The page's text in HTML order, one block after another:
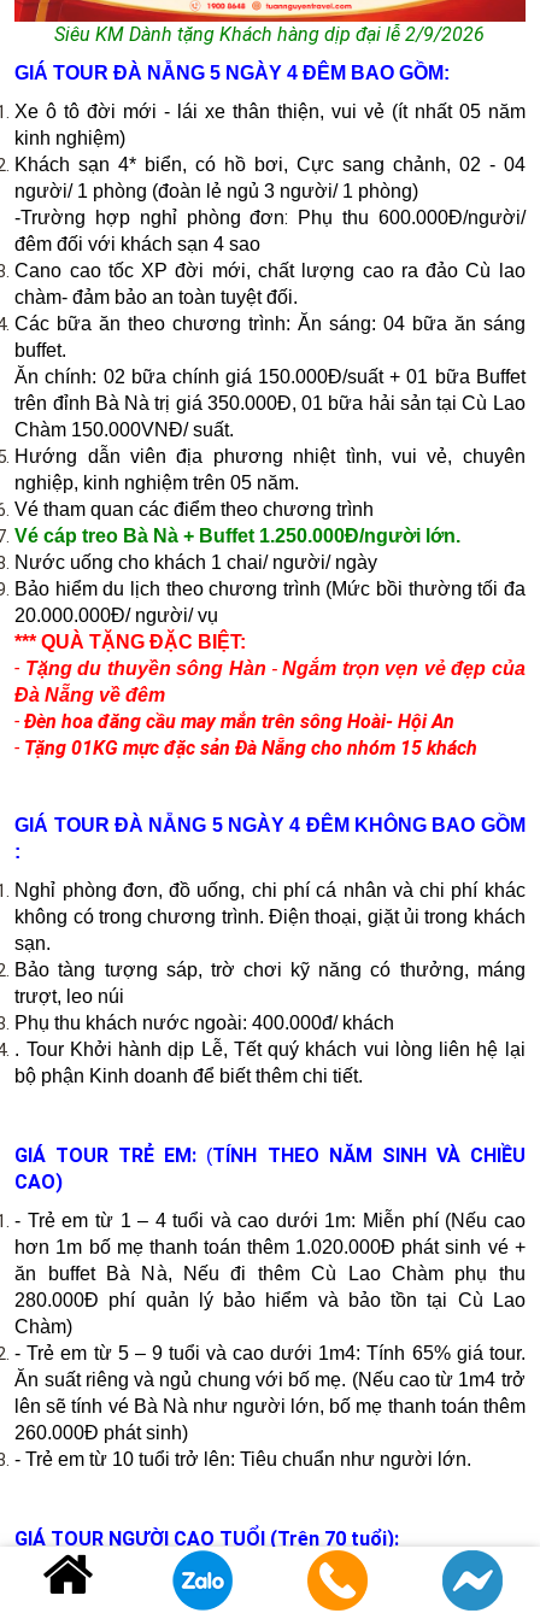
Siêu KM Dành tặng Khách hàng dịp đại lễ 2/9/2026
GIÁ TOUR ĐÀ NẴNG 5 NGÀY 4 ĐÊM BAO GỒM:
Xe ô tô đời mới - lái xe thân thiện, vui vẻ (ít nhất 05 năm
kinh nghiệm)
Khách sạn 4* biển, có hồ bơi, Cực sang chảnh, 02 - 04
người/ 1 phòng (đoàn lẻ ngủ 3 người/ 1 phòng)
-Trường hợp nghỉ phòng đơn: Phụ thu 600.000Đ/người/
đêm đối với khách sạn 4 sao
Cano cao tốc XP đời mới, chất lượng cao ra đảo Cù lao
chàm- đảm bảo an toàn tuyệt đối.
Các bữa ăn theo chương trình: Ăn sáng: 04 bữa ăn sáng
buffet.
Ăn chính: 02 bữa chính giá 150.000Đ/suất + 01 bữa Buffet
trên đỉnh Bà Nà trị giá 350.000Đ,01 bữa hải sản tại Cù Lao
Chàm 150.000VNĐ/ suất.
H­ướng dẫn viên địa phương nhiệt tình, vui vẻ, chuyên
nghiệp, kinh nghiệm trên 05 năm.
Vé tham quan các điểm theo chương trình
Vé cáp treo Bà Nà + Buffet 1.250.000Đ/người lớn.
N­ước uống cho khách 1 chai/ người/ ngày
Bảo hiểm du lịch theo chương trình (Mức bồi thường tối đa
20.000.000Đ/ người/ vụ
​*** QUÀ TẶNG ĐẶC BIỆT:
- Tặng du thuyền sông Hàn -Ngắm trọn vẹn vẻ đẹp của
Đà Nẵng về đêm
- Đèn hoa đăng cầu may mắn trên sông Hoài- Hội An
- Tặng 01KG mực đặc sản Đà Nẵng cho nhóm 15 khách
GIÁ TOUR ĐÀ NẴNG 5 NGÀY 4 ĐÊM KHÔNG BAO GỒM
:
Nghỉ phòng đơn, đồ uống, chi phí cá nhân và chi phí khác
không có trong chương trình. Điện thoại, giặt ủi trong khách
sạn.
Bảo tàng tượng sáp, trờ chơi kỹ năng có thưởng, máng
trượt, leo núi
Phụ thu khách nước ngoài: 400.000đ/ khách
. Tour Khởi hành dịp Lễ, Tết quý khách vui lòng liên hệ lại
bộ phận Kinh doanh để biết thêm chi tiết.
GIÁ TOUR TRẺ EM: (TÍNH THEO NĂM SINH VÀ CHIỀU
CAO)
- Trẻ em từ 1 – 4 tuổi và cao dưới 1m: Miễn phí (Nếu cao
hơn 1m bố mẹ thanh toán thêm 1.020.000Đ phát sinh vé +
ăn buffet Bà N à, Nếu đi thêm Cù Lao Chàm phụ thu
280.000Đ phí quản lý bảo hiểm và bảo tồn tại Cù Lao
Chàm)
- Trẻ em từ 5 – 9 tuổi và cao dưới 1m4: Tính 65% giá tour.
Ăn suất riêng và ngủ chung với bố mẹ. (Nếu cao từ 1m4 trở
lên sẽ tính vé Bà Nà như người lớn, bố mẹ thanh toán thêm
260.000Đ phát sinh)
- Trẻ em từ 10 tuổi trở lên: Tiêu chuẩn như người lớn.
GIÁ TOUR NGƯỜI CAO TUỔI (Trên 70 tuổi):
Giảm 100.000VNĐ so với giá người lớn.
Khi đi Bà Nà Hills, Quý khách vui lòng mang theo CCCD